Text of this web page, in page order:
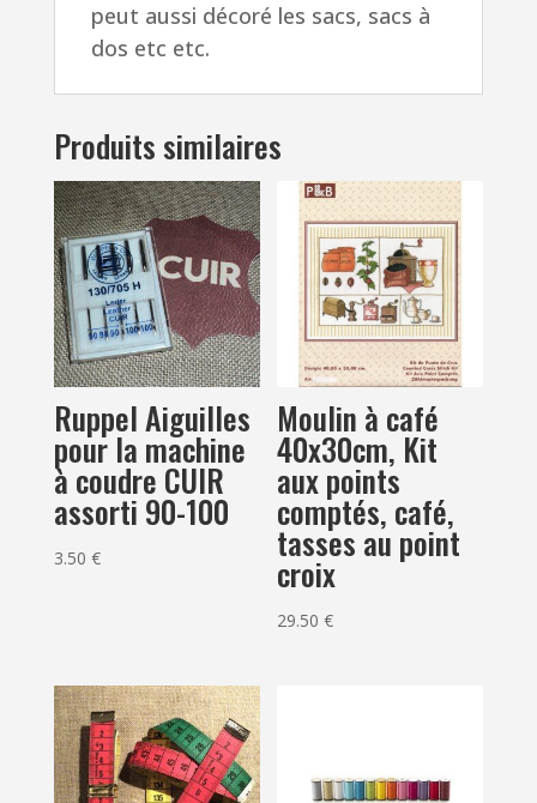
5.0cmpeut aussi décoré les sacs, sacs à
dos etc etc.
Produits similaires
Ruppel Aiguilles
pour la machine
à coudre CUIR
assorti 90-100
3.50 €
Moulin à café
40x30cm, Kit
aux points
comptés, café,
tasses au point
croix
29.50€